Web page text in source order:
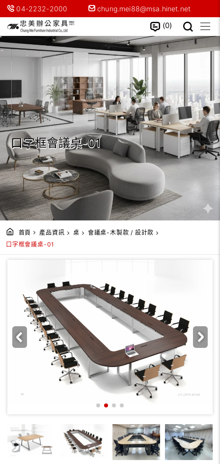
04-2232-2000 chung.mei88@msa.hinet.net
0
口字框會議桌-01
首頁 產品資訊 桌
會議桌-木製款 / 設計款
口字框會議桌-01